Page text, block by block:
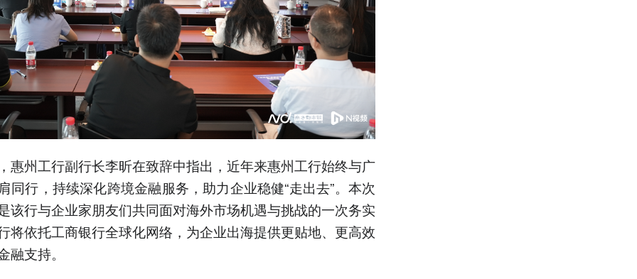
惠州工行副行长李昕在致辞中指出，近年来惠州工行始终与广
同行，持续深化跨境金融服务，助力企业稳健“走出去”。本次
该行与企业家朋友们共同面对海外市场机遇与挑战的一次务实
将依托工商银行全球化网络，为企业出海提供更贴地、更高效
融支持。